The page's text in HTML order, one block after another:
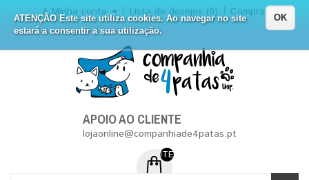
ATENÇÃO Este site utiliza cookies. Ao navegar no site
estará a consentir a sua utilização.
OK
A Minha conta Lista de desejos (0) Compra
APOIO AO CLIENTE
lojaonline@companhiade4patas.pt
ITEM (NS) DE 0 - 0.00€